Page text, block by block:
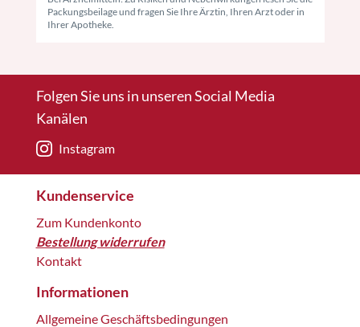
Packungsbeilage und fragen Sie Ihre Ärztin, Ihren Arzt oder in
Ihrer Apotheke.
Folgen Sie uns in unseren Social Media
Kanälen
Instagram
Kundenservice
Zum Kundenkonto
Bestellung widerrufen
Kontakt
Informationen
Allgemeine Geschäftsbedingungen